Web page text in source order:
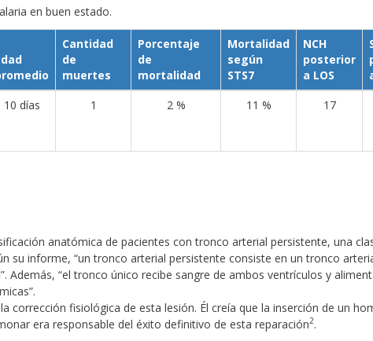
en buen estado.
Cantidad
de
muertes
Porcentaje
de
mortalidad
Mortalidad
según
STS7
NCH
posterior
a LOS
10 días 1 2 % 11 % 17
anatómica de pacientes con tronco arterial persistente, una
su informe, “un tronco arterial persistente consiste en un tronco
Además, “el tronco único recibe sangre de ambos ventrículos y
corrección fisiológica de esta lesión. Él creía que la inserción de un
era responsable del éxito definitivo de esta reparación2.